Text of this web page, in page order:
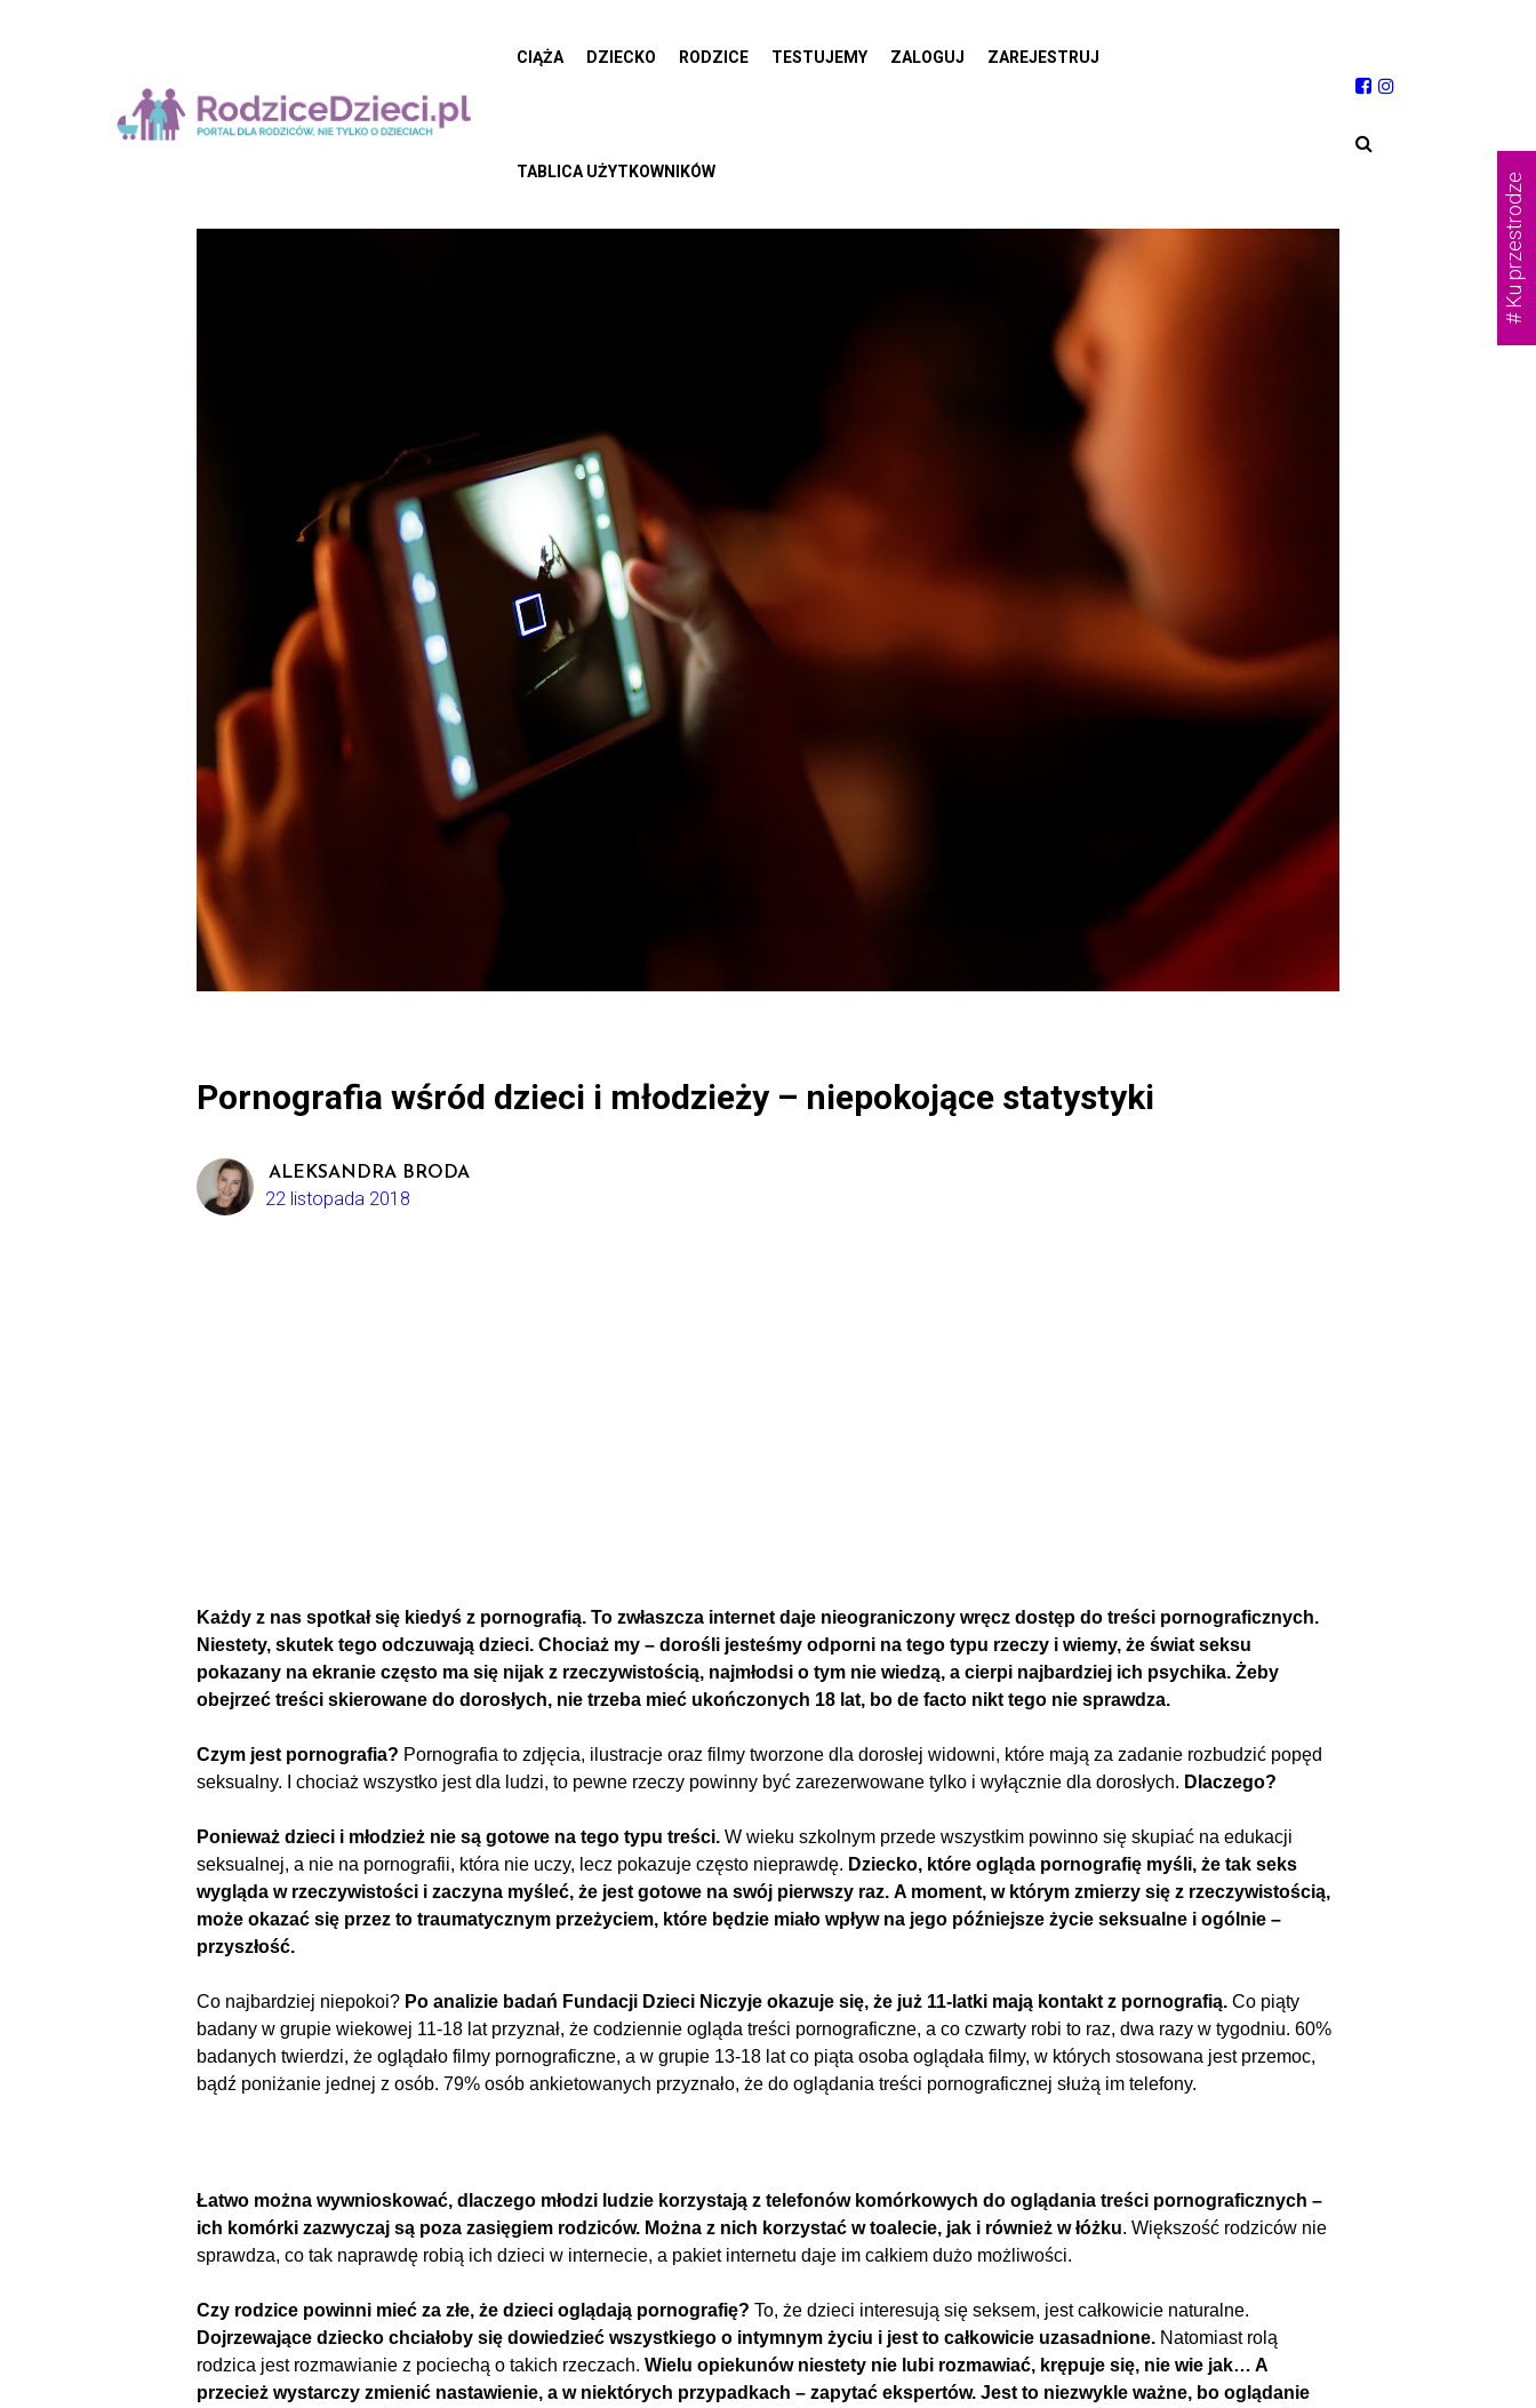
CIĄŻA DZIECKO RODZICE TESTUJEMY ZALOGUJ ZAREJESTRUJ
TABLICA UŻYTKOWNIKÓW
Pornografia wśród dzieci i młodzieży – niepokojące statystyki
ALEKSANDRA BRODA
22 listopada 2018
Każdy z nas spotkał się kiedyś z pornografią. To zwłaszcza internet daje nieograniczony wręcz dostęp do treści pornograficznych.
Niestety, skutek tego odczuwają dzieci. Chociaż my – dorośli jesteśmy odporni na tego typu rzeczy i wiemy, że świat seksu
pokazany na ekranie często ma się nijak z rzeczywistością, najmłodsi o tym nie wiedzą, a cierpi najbardziej ich psychika. Żeby
obejrzeć treści skierowane do dorosłych, nie trzeba mieć ukończonych 18 lat, bo de facto nikt tego nie sprawdza.
Czym jest pornografia? Pornografia to zdjęcia, ilustracje oraz filmy tworzone dla dorosłej widowni, które mają za zadanie rozbudzić popęd
seksualny. I chociaż wszystko jest dla ludzi, to pewne rzeczy powinny być zarezerwowane tylko i wyłącznie dla dorosłych. Dlaczego?
Ponieważ dzieci i młodzież nie są gotowe na tego typu treści. W wieku szkolnym przede wszystkim powinno się skupiać na edukacji
seksualnej, a nie na pornografii, która nie uczy, lecz pokazuje często nieprawdę. Dziecko, które ogląda pornografię myśli, że tak seks
wygląda w rzeczywistości i zaczyna myśleć, że jest gotowe na swój pierwszy raz. A moment, w którym zmierzy się z rzeczywistością,
może okazać się przez to traumatycznym przeżyciem, które będzie miało wpływ na jego późniejsze życie seksualne i ogólnie –
przyszłość.
Co najbardziej niepokoi? Po analizie badań Fundacji Dzieci Niczyje okazuje się, że już 11-latki mają kontakt z pornografią. Co piąty
badany w grupie wiekowej 11-18 lat przyznał, że codziennie ogląda treści pornograficzne, a co czwarty robi to raz, dwa razy w tygodniu. 60%
badanych twierdzi, że oglądało filmy pornograficzne, a w grupie 13-18 lat co piąta osoba oglądała filmy, w których stosowana jest przemoc,
bądź poniżanie jednej z osób. 79% osób ankietowanych przyznało, że do oglądania treści pornograficznej służą im telefony.
Łatwo można wywnioskować, dlaczego młodzi ludzie korzystają z telefonów komórkowych do oglądania treści pornograficznych –
ich komórki zazwyczaj są poza zasięgiem rodziców. Można z nich korzystać w toalecie, jak i również w łóżku. Większość rodziców nie
sprawdza, co tak naprawdę robią ich dzieci w internecie, a pakiet internetu daje im całkiem dużo możliwości.
Czy rodzice powinni mieć za złe, że dzieci oglądają pornografię? To, że dzieci interesują się seksem, jest całkowicie naturalne.
Dojrzewające dziecko chciałoby się dowiedzieć wszystkiego o intymnym życiu i jest to całkowicie uzasadnione. Natomiast rolą
rodzica jest rozmawianie z pociechą o takich rzeczach. Wielu opiekunów niestety nie lubi rozmawiać, krępuje się, nie wie jak… A
przecież wystarczy zmienić nastawienie, a w niektórych przypadkach – zapytać ekspertów. Jest to niezwykle ważne, bo oglądanie
# Ku przestrodze